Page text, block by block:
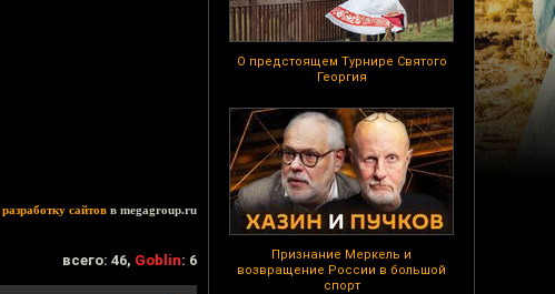
О предстоящем Турнире Святого
Георгия
Признание Меркель и
возвращение России в большой
спорт
разработку сайтов в megagroup.ru
всего: 46, Goblin: 6